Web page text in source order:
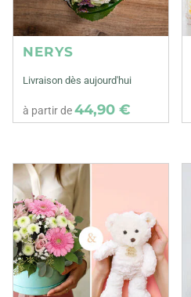
NERYS
Livraison dès aujourd'hui
à partir de44,90 €